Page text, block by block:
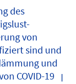
des
von
sind und
und
COVID-19
|